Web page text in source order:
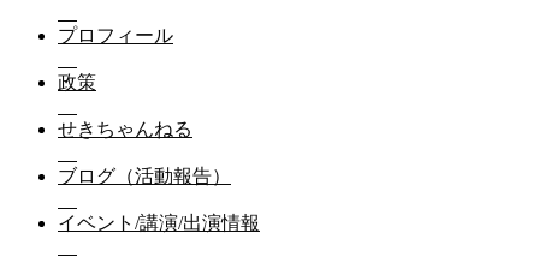
プロフィール
政策
せきちゃんねる
ブログ（活動報告）
イベント/講演/出演情報